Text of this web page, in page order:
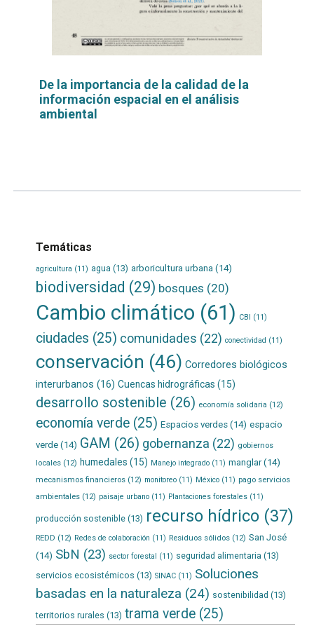
De la importancia de la calidad de la
información espacial en el análisis
ambiental
Temáticas
agricultura (11) agua (13) arboricultura urbana(14)
biodiversidad (29) bosques (20)
Cambio climático (61) CBI (11)
ciudades (25) comunidades (22) conectividad (11)
conservación (46) Corredores biológicos
interurbanos (16) Cuencas hidrográficas (15)
desarrollo sostenible (26) economía solidaria (12)
economía verde(25) Espacios verdes(14) espacio
verde(14) GAM (26) gobernanza (22) gobiernos
locales(12) humedales (15) Manejo integrado(11) manglar(14)
mecanismos financieros(12) monitoreo(11) México(11) pago servicios
ambientales(12) paisaje urbano(11) Plantaciones forestales(11)
producción sostenible(13) recurso hídrico(37)
REDD (12) Redes de colaboración (11) Residuos sólidos(12) San José
(14) SbN (23) sector forestal (11) seguridad alimentaria (13)
servicios ecosistémicos (13) SINAC(11) Soluciones
basadas en la naturaleza (24) sostenibilidad (13)
territorios rurales (13) trama verde(25)